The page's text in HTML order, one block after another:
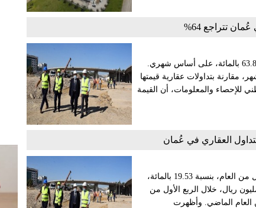
تتراجع 64%
شهدت تداولات النشاط العقاري في سلطنة عُمان تراجعًا في قيمته، بنسبة 63.8 بالمائة، على أساس شهري.
172.6 مليون ريال، خلال الشهر، مقارنة بتداولات عقارية قيمتها
للإحصاء والمعلومات، أن القيمة
العقاري في عُمان
شهدت تداولات النشاط العقاري في عُمان تراجعًا في قيمتها خلال الربع الأول من العام، بنسبة 19.53 بالمائة،
أساس سنوي. وبلغت قيمة تداولات النشاط العقاري في عُمان 587.5 مليون ريال، خلال الربع الأول من
الربع الأول من العام الماضي. وأظهرت